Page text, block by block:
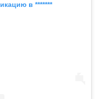
в *******